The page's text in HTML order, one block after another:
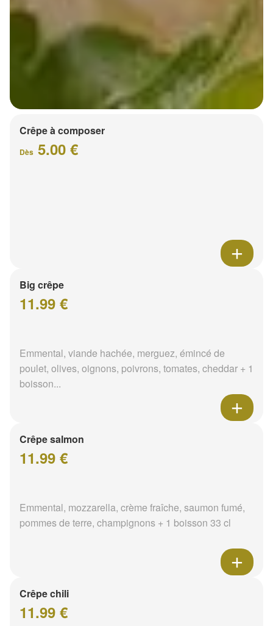
Crêpe à composer
Dès 5.00 €
Big crêpe
11.99 €
Emmental, viande hachée, merguez, émincé de
poulet, olives, oignons, poivrons, tomates, cheddar + 1
boisson...
Crêpe salmon
11.99 €
Emmental, mozzarella, crème fraîche, saumon fumé,
pommes de terre, champignons + 1 boisson 33 cl
Crêpe chili
11.99 €